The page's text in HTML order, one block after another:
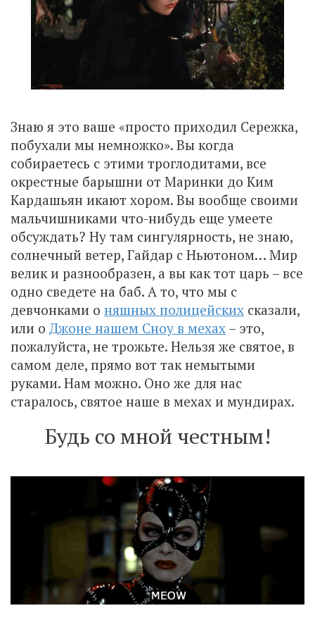
Знаю я это ваше «просто приходил Сережка,
побухали мы немножко». Вы когда
собираетесь с этими троглодитами, все
окрестные барышни от Маринки до Ким
Кардашьян икают хором. Вы вообще своими
мальчишниками что-нибудь еще умеете
обсуждать? Ну там сингулярность, не знаю,
солнечный ветер, Гайдар с Ньютоном… Мир
велик и разнообразен, а вы как тот царь – все
одно сведете на баб. А то, что мы с
девчонками о няшных полицейских сказали,
или о Джоне нашем Сноу в мехах – это,
пожалуйста, не трожьте. Нельзя же святое, в
самом деле, прямо вот так немытыми
руками. Нам можно. Оно же для нас
старалось, святое наше в мехах и мундирах.
Будь со мной честным!